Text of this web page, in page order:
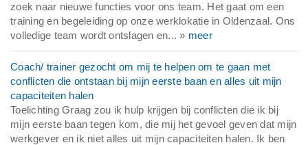
zoek naar nieuwe functies voor ons team. Het gaat om een
training en begeleiding op onze werklokatie in Oldenzaal. Ons
volledige team wordt ontslagen en... » meer
Coach/ trainer gezocht om mij te helpen om te gaan met
conflicten die ontstaan bij mijn eerste baan en alles uit mijn
capaciteiten halen
Toelichting Graag zou ik hulp krijgen bij conflicten die ik bij
mijn eerste baan tegen kom, die mij het gevoel geven dat mijn
werkgever en ik niet alles uit mijn capaciteiten halen. Ik ben